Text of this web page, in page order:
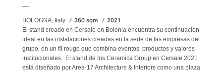
BOLOGNA, Italy 360 sqm 2021
El stand creado en Cersaie en Bolonia encuentra su continuación
ideal en las instalaciones creadas en la sede de las empresas del
grupo, en un fil rouge que combina eventos, productos y valores
institucionales. El stand de Iris Ceramica Group en Cersaie 2021
está diseñado por Area-17 Architecture & Interiors como una plaza